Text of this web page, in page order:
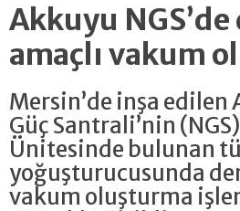
Akkuyu
amaçlı vakum
Mersin’de inşa
Güç Santrali’nin
Ünitesinde bulunan
yoğuşturucusunda
vakum oluşturma